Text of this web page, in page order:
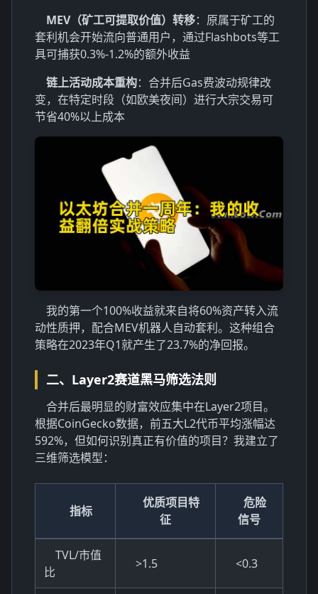
MEV（矿工可提取价值）转移：原属于矿工的
套利机会开始流向普通用户，通过Flashbots等工
具可捕获0.3%-1.2%的额外收益
链上活动成本重构：合并后Gas费波动规律改
变，在特定时段（如欧美夜间）进行大宗交易可
节省40%以上成本
我的第一个100%收益就来自将60%资产转入流
动性质押，配合MEV机器人自动套利。这种组合
策略在2023年Q1就产生了23.7%的净回报。
二、Layer2赛道黑马筛选法则
合并后最明显的财富效应集中在Layer2项目。
根据CoinGecko数据，前五大L2代币平均涨幅达
592%，但如何识别真正有价值的项目？我建立了
三维筛选模型：
指标
优质项目特
征
危险
信号
TVL/市值
比
>1.5 <0.3